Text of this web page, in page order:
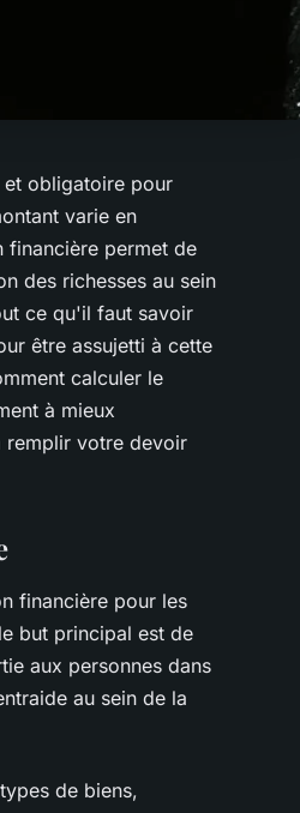
et obligatoire pour
varie en
financière permet de
des richesses au sein
ce qu'il faut savoir
être assujetti à cette
calculer le
à mieux
remplir votre devoir
financière pour les
but principal est de
aux personnes dans
au sein de la
de biens,